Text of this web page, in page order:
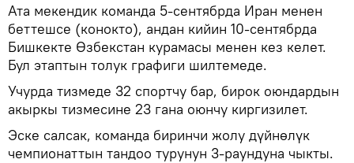
Ата мекендик команда 5-сентябрда Иран менен
беттешсе (конокто), андан кийин 10-сентябрда
Бишкекте Өзбекстан курамасы менен кез келет.
Бул этаптын толук графиги шилтемеде.
Учурда тизмеде 32 спортчу бар, бирок оюндардын
акыркы тизмесине 23 гана оюнчу киргизилет.
Эске салсак, команда биринчи жолу дүйнөлүк
чемпионаттын тандоо турунун 3-раундуна чыкты.